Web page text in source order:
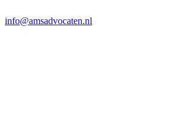
info@amsadvocaten.nl